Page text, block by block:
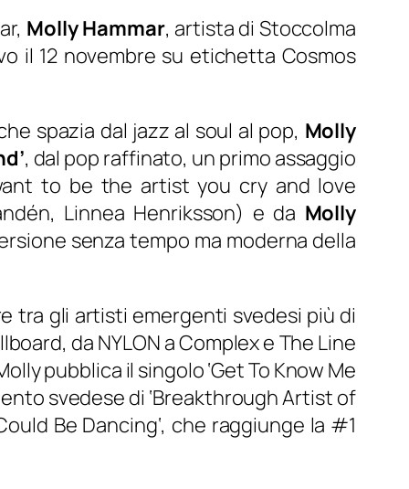
Molly Hammar, artista di Stoccolma
il 12 novembre su etichetta Cosmos
spazia dal jazz al soul al pop, Molly
, dal pop raffinato, un primo assaggio
to be the artist you cry and love
Linnea Henriksson) e da Molly
senza tempo ma moderna della
tra gli artisti emergenti svedesi più di
da NYLON a Complex e The Line
pubblica il singolo ‘Get To Know Me
svedese di ‘Breakthrough Artist of
Be Dancing‘, che raggiunge la #1